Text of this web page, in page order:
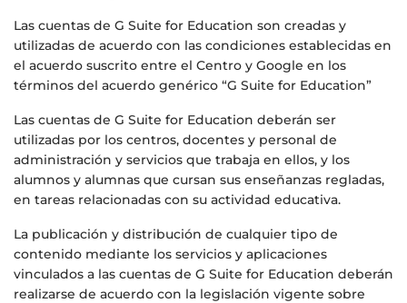
Las cuentas de G Suite for Education son creadas y
utilizadas de acuerdo con las condiciones establecidas en
el acuerdo suscrito entre el Centro y Google en los
términos del acuerdo genérico “G Suite for Education”
Las cuentas de G Suite for Education deberán ser
utilizadas por los centros, docentes y personal de
administración y servicios que trabaja en ellos, y los
alumnos y alumnas que cursan sus enseñanzas regladas,
en tareas relacionadas con su actividad educativa.
La publicación y distribución de cualquier tipo de
contenido mediante los servicios y aplicaciones
vinculados a las cuentas de G Suite for Education deberán
realizarse de acuerdo con la legislación vigente sobre